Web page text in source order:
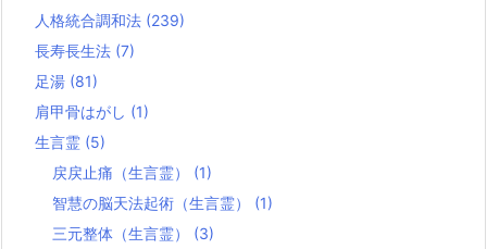
人格統合調和法 (239)
長寿長生法 (7)
足湯 (81)
肩甲骨はがし (1)
生言霊 (5)
戻戻止痛（生言霊） (1)
智慧の脳天法起術（生言霊） (1)
三元整体（生言霊） (3)